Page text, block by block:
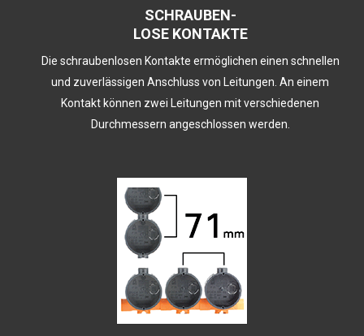
SCHRAUBEN-
LOSE KONTAKTE
Die schraubenlosen Kontakte ermöglichen einen schnellen
und zuverlässigen Anschluss von Leitungen. An einem
Kontakt können zwei Leitungen mit verschiedenen
Durchmessern angeschlossen werden.